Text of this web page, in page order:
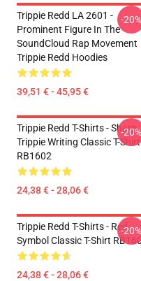
Trippie Redd LA 2601 -
Prominent Figure In The
SoundCloud Rap Movement
Trippie Redd Hoodies
39,51 € - 45,95 €
-20%
Trippie Redd T-Shirts - Sharp
Trippie Writing Classic T-Shirt
RB1602
24,38 € - 28,06 €
-20%
Trippie Redd T-Shirts - Red
Symbol Classic T-Shirt
24,38 € - 28,06 €
-20%